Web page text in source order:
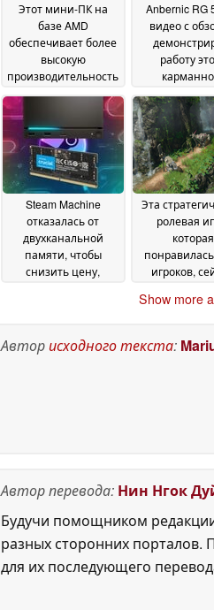
Этот мини-ПК на
базе AMD
обеспечивает более
высокую
производительность
SteamOS, чем Steam
Machine, однако есть
один нюанс09 July
2026
Anbernic RG
видео с
работу
27
Steam Machine
отказалась от
двухканальной
памяти, чтобы
снизить цену,
производительность
23 June 2026
Эта
ролевая
которая
игроков,
скидкой 75 %
Show more
Авторисходного текста:
Автор перевода: Нин Нгок
Будучи помощником
разных сторонних
для их последующего